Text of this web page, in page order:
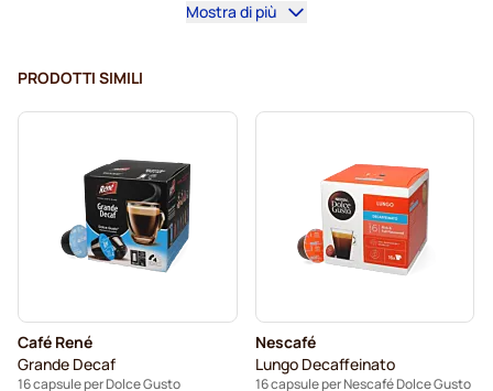
Accesori per Dolce Gusto®
Pulizia e manutenzione per Dolce Gusto
Segafredo capsule caffè per Dolce Gusto
Café René capsule caffè per Dolce Gusto
Caffè Borbone per Dolce Gusto
Capsule per Dolce Gusto®
Mostra di più
PRODOTTI SIMILI
Café René
Grande Decaf
16 capsule per Dolce Gusto
Nescafé
Lungo Decaffeinato
16 capsule per Nescafé Dolce Gusto